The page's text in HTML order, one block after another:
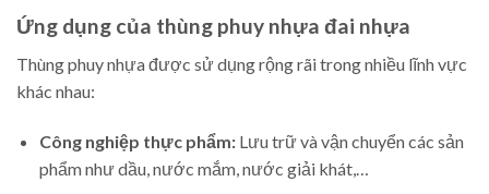
Ứng dụng của thùng phuy nhựa đai nhựa
Thùng phuy nhựa được sử dụng rộng rãi trong nhiều lĩnh vực
khác nhau:
Công nghiệp thực phẩm:Lưu trữ và vận chuyển các sản
phẩm như dầu, nước mắm, nước giải khát,…